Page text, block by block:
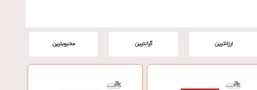
ارزانترین گرانترین محبوبترین